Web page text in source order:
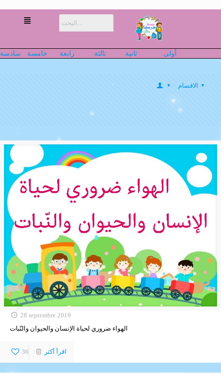
أولى ثانية ثالثة رابعة خامسة سادسة
الاقسام
28 septembre 2019
الهواء ضروري لحياة الإنسان والحيوان والنّبات
36 اقرأ أكثر